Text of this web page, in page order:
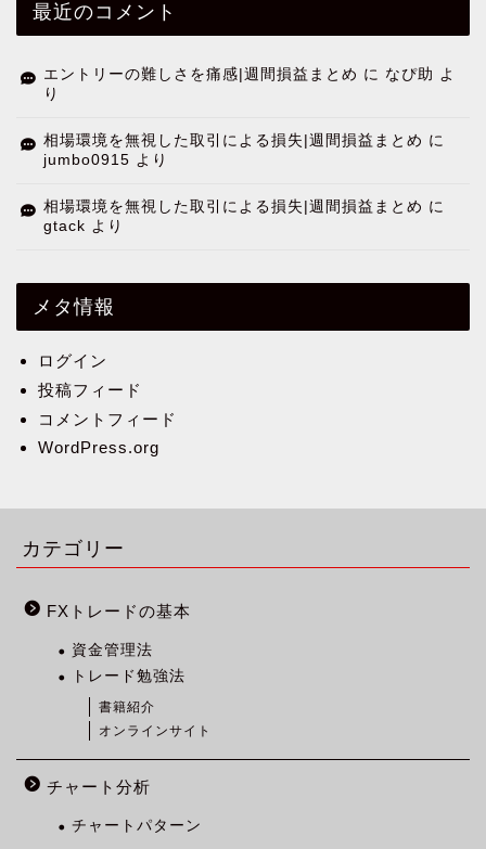
最近のコメント
エントリーの難しさを痛感|週間損益まとめ に なぴ助 よ
り
相場環境を無視した取引による損失|週間損益まとめ に
jumbo0915 より
相場環境を無視した取引による損失|週間損益まとめ に
gtack より
メタ情報
ログイン
投稿フィード
コメントフィード
WordPress.org
カテゴリー
FXトレードの基本
資金管理法
トレード勉強法
書籍紹介
オンラインサイト
チャート分析
チャートパターン